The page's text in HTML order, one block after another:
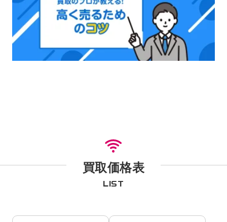
買取価格表
LIST